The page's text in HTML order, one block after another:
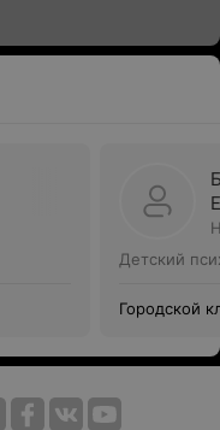
Детский
Городской